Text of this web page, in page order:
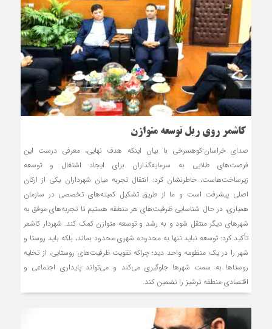
کاشمر روی ریل توسعه متوازن
صدای خراسان-کوهسرخی با بیان اینکه هدف نهایی، معرفی درست این
فرصت‌های طلایی به سرمایه‌گذاران برای ایجاد اشتغال و توسعه
زیرساخت‌هاست، خاطرنشان کرد: انتقال تجربه میان شهرداران یکی از ارکان
اصلی پیشرفت است و ما از طریق تشکیل کمیته‌های تخصصی در سازمان
همیاری، در حال شناسایی ظرفیت‌های هر منطقه هستیم تا تجربه‌های موفق به
شهرهای دیگر منتقل شود و به رشد و توسعه متوازن کمک کند. شهردار کاشمر
تأکید کرد: توسعه نباید تنها به محدوده شهری محدود بماند، بلکه باید روستا و
شهر را در یک منظومه واحد دید؛ چراکه تقویت ظرفیت‌های روستایی، از تخلیه
روستاها به سمت شهرها جلوگیری می‌کند و می‌تواند پایداری اجتماعی و
اقتصادی منطقه ترشیز را تضمین کند.